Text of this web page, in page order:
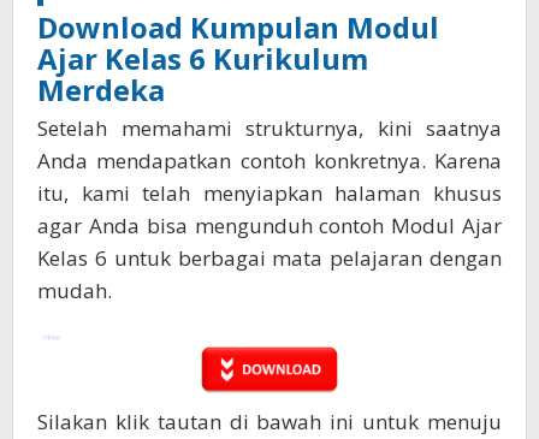
Download Kumpulan Modul
Ajar Kelas 6 Kurikulum
Merdeka
Setelah memahami strukturnya, kini saatnya
Anda mendapatkan contoh konkretnya. Karena
itu, kami telah menyiapkan halaman khusus
agar Anda bisa mengunduh contoh Modul Ajar
Kelas 6 untuk berbagai mata pelajaran dengan
mudah.
Silakan klik tautan di bawah ini untuk menuju